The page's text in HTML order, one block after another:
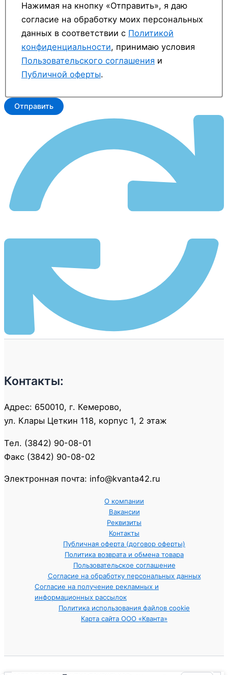
Нажимая на кнопку «Отправить», я даю
согласие на обработку моих персональных
данных в соответствии с Политикой
конфиденциальности, принимаю условия
Пользовательского соглашения и
Публичной оферты.
Отправить
Контакты:
Адрес: 650010, г. Кемерово,
ул. Клары Цеткин 118, корпус 1, 2 этаж
Тел. (3842) 90-08-01
Факс (3842) 90-08-02
Электронная почта: info@kvanta42.ru
О компании
Вакансии
Реквизиты
Контакты
Публичная оферта (договор оферты)
Политика возврата и обмена товара
Пользовательское соглашение
Согласие на обработку персональных данных
Согласие на получение рекламных и
информационных рассылок
Политика использования файлов cookie
Карта сайта ООО «Кванта»